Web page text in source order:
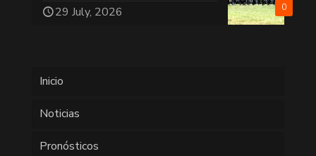
0
29 July, 2026
Inicio
Noticias
Pronósticos